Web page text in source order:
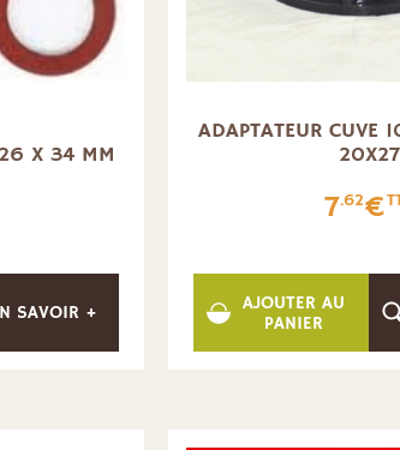
X 34 MM
SAVOIR +
ADAPTATEUR CUVE
20X27
7.62€
AJOUTER AU
PANIER